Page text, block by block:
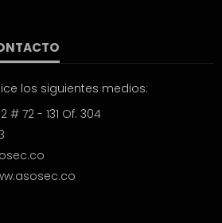
los siguientes medios:
# 72 - 131 Of. 304